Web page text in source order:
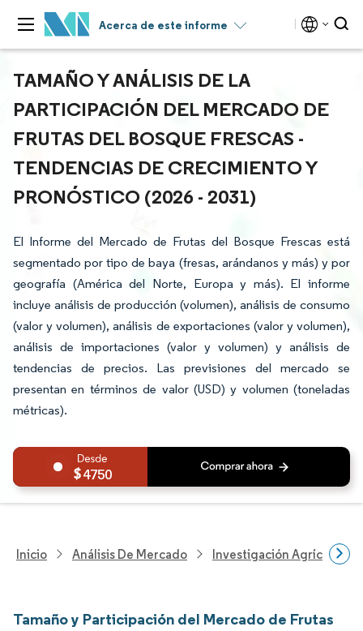
Acerca de este informe
TAMAÑO Y ANÁLISIS DE LA
PARTICIPACIÓN DEL MERCADO DE
FRUTAS DEL BOSQUE FRESCAS -
TENDENCIAS DE CRECIMIENTO Y
PRONÓSTICO (2026 - 2031)
El Informe del Mercado de Frutas del Bosque Frescas está
segmentado por tipo de baya (fresas, arándanos y más) y por
geografía (América del Norte, Europa y más). El informe
incluye análisis de producción (volumen), análisis de consumo
(valor y volumen), análisis de exportaciones (valor y volumen),
análisis de importaciones (valor y volumen) y análisis de
tendencias de precios. Las previsiones del mercado se
presentan en términos de valor (USD) y volumen (toneladas
métricas).
4750
Inicio Análisis De Mercado Investigación Agrícola
Tamaño y Participación del Mercado de Frutas